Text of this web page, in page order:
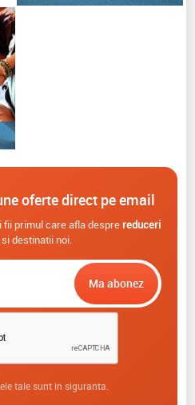
oferte direct pe email
primul care afla despre reduceri
destinatii noi.
tale sunt in siguranta.